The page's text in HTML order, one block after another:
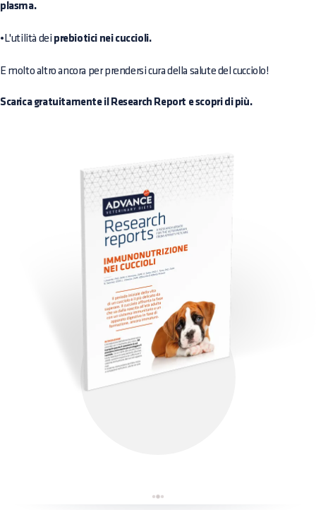
plasma.
• L'utilità dei prebiotici nei cuccioli.
E molto altro ancora per prendersi cura della salute del cucciolo!
Scarica gratuitamente il Research Report e scopri di più.